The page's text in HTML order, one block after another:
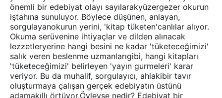
önemli bir edebiyat olayı sayılarakyüzergezer okurun
iştahına sunuluyor. Böylece düşünen, anlayan,
sorgulayanokurun yerini, 'kitap tüketen'canlılar alıyor.
Okuma serüvenine ihtiyaçlar ve dilden alınacak
lezzetleryerine hangi besini ne kadar 'tüketeceğimizi'
salık veren beslenme uzmanlarıgibi, hangi kitapları
'tüketeceğimizi' belirleyen 'yayın gurmeleri' karar
veriyor. Bu da muhalif, sorgulayıcı, ahlakibir tavır
oluşturmaya çalışan gerçek edebiyatın üstünü
adamakıllı örtüyor.Öyleyse nedir? Edebiyat bir